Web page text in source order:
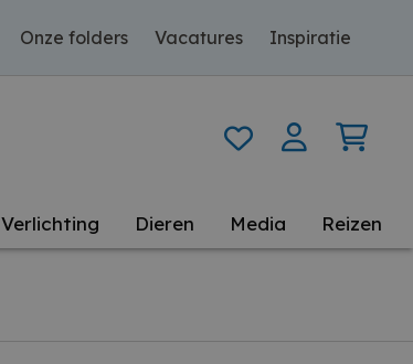
Onze folders Vacatures Inspiratie
Verlichting Dieren Media Reizen